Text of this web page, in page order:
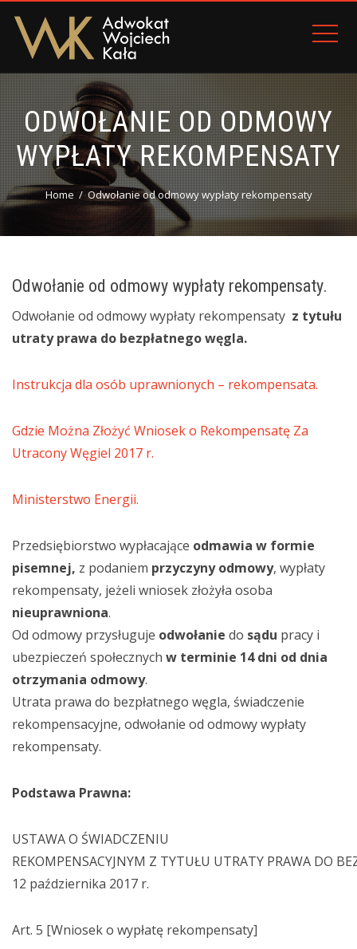
ODWOŁANIE OD ODMOWY
WYPŁATY REKOMPENSATY
Home Odwołanie od odmowy wypłaty rekompensaty
Odwołanie od odmowy wypłaty rekompensaty.
Odwołanie od odmowy wypłaty rekompensaty z tytułu
utraty prawa do bezpłatnego węgla.
Instrukcja dla osób uprawnionych – rekompensata.
Gdzie Można Złożyć Wniosek o Rekompensatę Za
Utracony Węgiel 2017 r.
Ministerstwo Energii.
Przedsiębiorstwo wypłacające odmawia w formie
pisemnej, z podaniem przyczyny odmowy, wypłaty
rekompensaty, jeżeli wniosek złożyła osoba
nieuprawniona.
Od odmowy przysługuje odwołanie do sądu pracy i
ubezpieczeń społecznych w terminie 14 dni od dnia
otrzymania odmowy.
Utrata prawa do bezpłatnego węgla, świadczenie
rekompensacyjne, odwołanie od odmowy wypłaty
rekompensaty.
Podstawa Prawna:
USTAWA O ŚWIADCZENIU
REKOMPENSACYJNYM Z TYTUŁU UTRATY PRAWA DO
12 października 2017 r.
Art. 5 [Wniosek o wypłatę rekompensaty]